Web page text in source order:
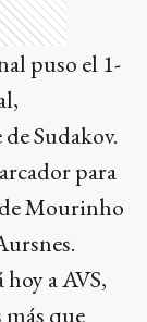
puso el 1-
Sudakov.
para
Mourinho
a AVS,
que